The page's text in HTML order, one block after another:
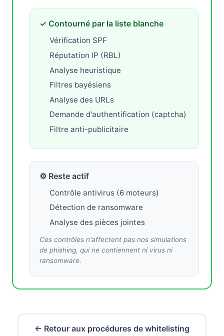
✓ Contourné par la liste blanche
Vérification SPF
Réputation IP (RBL)
Analyse heuristique
Filtres bayésiens
Analyse des URLs
Demande d'authentification (captcha)
Filtre anti-publicitaire
⚙ Reste actif
Contrôle antivirus (6 moteurs)
Détection de ransomware
Analyse des pièces jointes
Ces contrôles n'affectent pas nos simulations
de phishing, qui ne contiennent ni virus ni
ransomware.
← Retour aux procédures de whitelisting